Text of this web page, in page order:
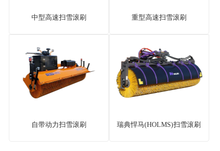
中型高速扫雪滚刷 重型高速扫雪滚刷
自带动力扫雪滚刷 瑞典悍马(HOLMS)扫雪滚刷